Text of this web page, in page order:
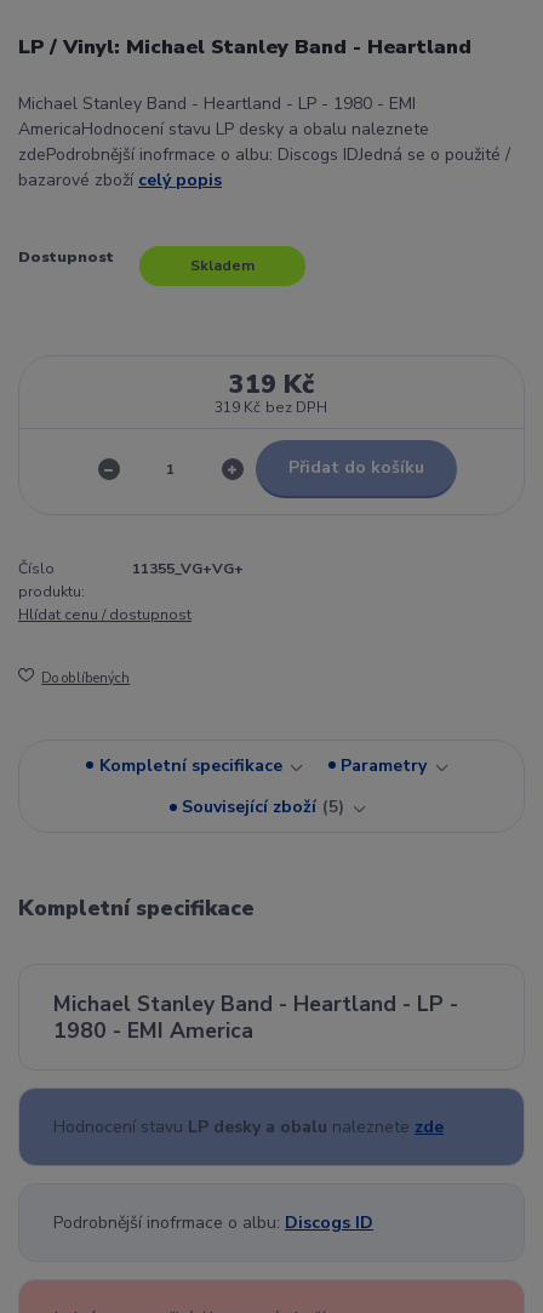
LP / Vinyl: Michael Stanley Band - Heartland
Michael Stanley Band - Heartland - LP - 1980 - EMI
AmericaHodnocení stavu LP desky a obalu naleznete
zdePodrobnější inofrmace o albu: Discogs IDJedná se o použité /
bazarové zboží celý popis
Dostupnost Skladem
319 Kč
319 Kč bez DPH
Přidat do košíku
Číslo
produktu:
11355_VG+VG+
Hlídat cenu / dostupnost
Do oblíbených
Kompletní specifikace
Parametry
Související zboží 5
Kompletní specifikace
Michael Stanley Band - Heartland - LP -
1980 - EMI America
Hodnocení stavu LP desky a obalu naleznete zde
Podrobnější inofrmace o albu: Discogs ID